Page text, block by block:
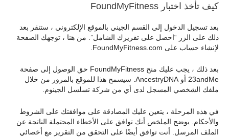
كيف تأخذ اختبار FoundMyFitness
بعد تسجيل الدخول إلى القسم الجيني بالموقع الإلكتروني ، ستنقر بعد
ذلك على الزر “احصل على تقريرك الشامل”. من هنا ، توجهك الصفحة
لإنشاء حساب على FoundMyFitness.com.
بعد ذلك ، يجب عليك منح FoundMyFitness حق الوصول إلى صفحة
23andMe أو AncestryDNA. سيسمح هذا للموقع بالمرور من خلال
ملفك الشخصي المسجل لدى أي من شركة تسلسل الجينوم.
في هذه المرحلة ، يتعين عليك المصادقة على موافقتك على الشروط
والأحكام. يوضح الملخص أنك توافق على الأخطاء المحتملة الناتجة عن
الملف المرسل. أنت توافق أيضًا على التحقق من التقرير مع أخصائي